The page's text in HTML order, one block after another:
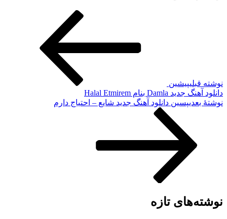
نوشته قبلیپیشین
دانلود آهنگ جدید Damla بنام Halal Etmirem
نوشته‌ٔ بعدیپسین دانلود آهنگ جدید شایع – احتیاج دارم
نوشته‌های تازه